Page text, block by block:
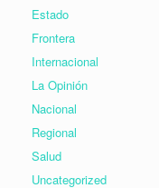
Estado
Frontera
Internacional
La Opinión
Nacional
Regional
Salud
Uncategorized